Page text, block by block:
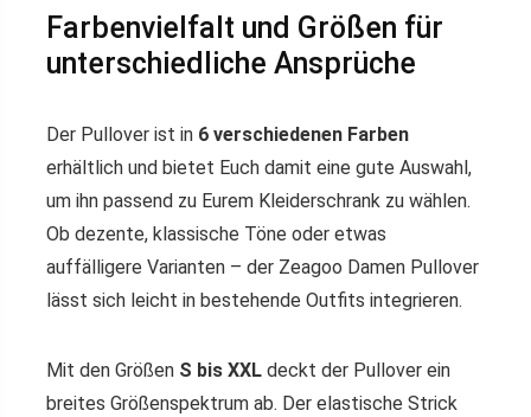
Farbenvielfalt und Größen für
unterschiedliche Ansprüche
Der Pullover ist in 6 verschiedenen Farben
erhältlich und bietet Euch damit eine gute Auswahl,
um ihn passend zu Eurem Kleiderschrank zu wählen.
Ob dezente, klassische Töne oder etwas
auffälligere Varianten – der Zeagoo Damen Pullover
lässt sich leicht in bestehende Outfits integrieren.
Mit den Größen S bis XXL deckt der Pullover ein
breites Größenspektrum ab. Der elastische Strick